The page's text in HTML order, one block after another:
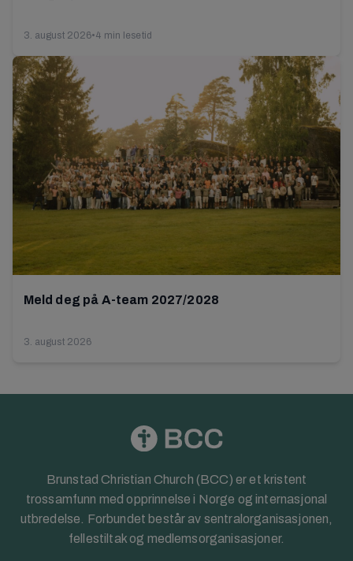
3. august 2026•4 min lesetid
Meld deg på A-team 2027/2028
3. august 2026
Brunstad Christian Church (BCC) er et kristent
trossamfunn med opprinnelse i Norge og internasjonal
utbredelse. Forbundet består av sentralorganisasjonen,
fellestiltak og medlemsorganisasjoner.